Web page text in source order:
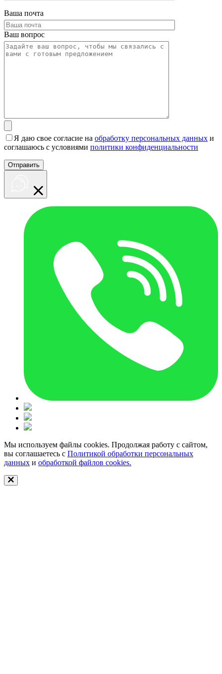
Ваша почта
Ваш вопрос
Я даю свое согласие на обработку персональных данных и
соглашаюсь с условиями политики конфиденциальности
Мы используем файлы cookies. Продолжая работу с сайтом,
вы соглашаетесь с Политикой обработки персональных
данных и обработкой файлов cookies.